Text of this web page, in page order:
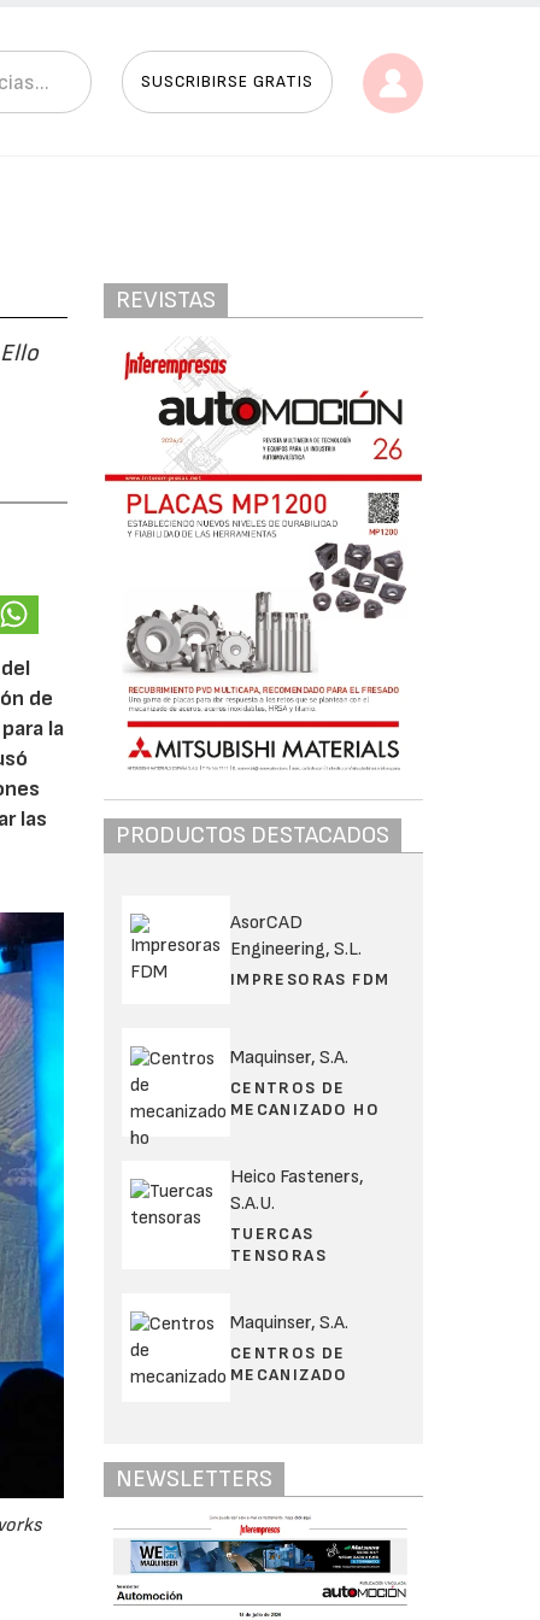
SUSCRIBIRSE GRATIS
de
la
las
REVISTAS
PRODUCTOS DESTACADOS
AsorCAD
Engineering, S.L.
IMPRESORAS FDM
Maquinser, S.A.
CENTROS DE
MECANIZADO HO
Heico Fasteners,
S.A.U.
TUERCAS
TENSORAS
Maquinser, S.A.
CENTROS DE
MECANIZADO
NEWSLETTERS